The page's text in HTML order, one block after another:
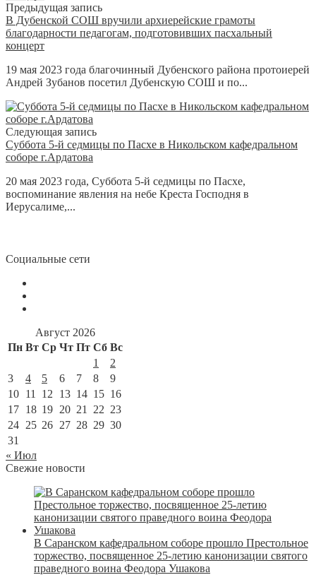
Предыдущая запись
В Дубенской СОШ вручили архиерейские грамоты
благодарности педагогам, подготовивших пасхальный
концерт
19 мая 2023 года благочинный Дубенского района протоиерей
Андрей Зубанов посетил Дубенскую СОШ и по...
Следующая запись
Суббота 5-й седмицы по Пасхе в Никольском кафедральном
соборе г.Ардатова
20 мая 2023 года, Суббота 5-й седмицы по Пасхе,
воспоминание явления на небе Креста Господня в
Иерусалиме,...
Социальные сети
Август 2026
Пн Вт Ср Чт Пт Сб Вс
1
2
3
4 5 6 7 8
9
10 11 12 13 14 15 16
17 18 19 20 21 22 23
24 25 26 27 28 29 30
31
« Июл
Свежие новости
В Саранском кафедральном соборе прошло Престольное
торжество, посвященное 25-летию канонизации святого
праведного воина Феодора Ушакова